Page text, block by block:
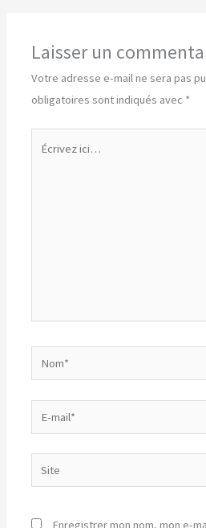
Laisser un
Votre adresse e-mail ne sera pas
obligatoires sont indiqués avec *
mail*
Site
Enregistrer mon nom, mon e-